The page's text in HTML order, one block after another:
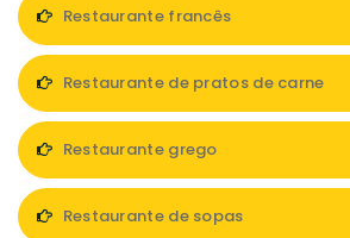
Restaurante francês
Restaurante de pratos de carne
Restaurante grego
Restaurante de sopas